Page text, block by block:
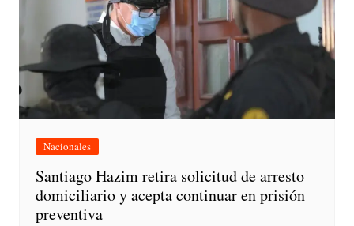
Nacionales
Santiago Hazim retira solicitud de arresto
domiciliario y acepta continuar en prisión
preventiva